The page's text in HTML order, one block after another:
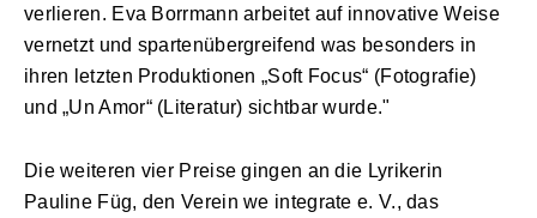
verlieren. Eva Borrmann arbeitet auf innovative Weise
vernetzt und spartenübergreifend was besonders in
ihren letzten Produktionen „Soft Focus“ (Fotografie)
und „Un Amor“ (Literatur) sichtbar wurde."
Die weiteren vier Preise gingen an die Lyrikerin
Pauline Füg, den Verein we integrate e. V., das